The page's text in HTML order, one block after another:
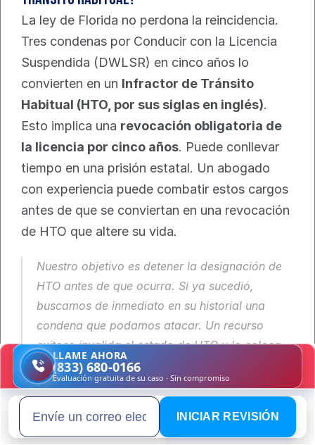
La ley de Florida no perdona la reincidencia.
Tres condenas por Conducir con la Licencia
Suspendida (DWLSR) en cinco años lo
convierten en un Infractor de Tránsito
Habitual (HTO, por sus siglas en inglés).
Esto implica una revocación obligatoria de
la licencia por cinco años. Puede conllevar
tiempo en una prisión estatal. Un abogado
con experiencia puede combatir estos cargos
antes de que se conviertan en una revocación
de HTO que altere su vida.
Nuestro objetivo es detener la designación de
HTO antes de que ocurra. Si ya sucedió,
buscamos de inmediato en su historial una
condena que podamos atacar. Un recurso
exitoso invalida el estado de HTO y lo coloca
nuevamente en el asiento del conductor.
¿Cómo le aseguramos una licencia por
dificultades económicas?
Mientras libramos la batalla legal para
LLAME AHORA
(833) 680-0166
Evaluación gratuita de su caso · Sin compromiso
Email address
INICIAR REVISIÓN